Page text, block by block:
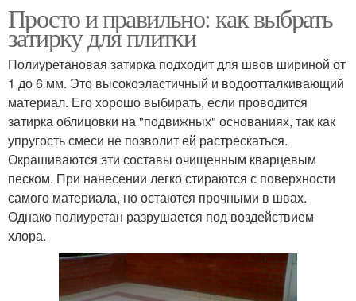
Просто и правильно: как выбрать
затирку для плитки
Полиуретановая затирка подходит для швов шириной от
1 до 6 мм. Это высокоэластичный и водоотталкивающий
материал. Его хорошо выбирать, если проводится
затирка облицовки на "подвижных" основаниях, так как
упругость смеси не позволит ей растрескаться.
Окрашиваются эти составы очищенным кварцевым
песком. При нанесении легко стираются с поверхности
самого материала, но остаются прочными в швах.
Однако полиуретан разрушается под воздействием
хлора.